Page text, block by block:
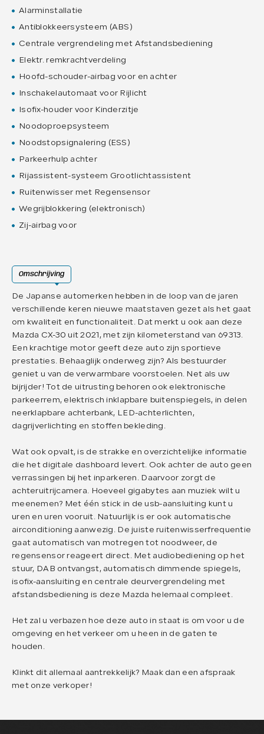
Alarminstallatie
Antiblokkeersysteem (ABS)
Centrale vergrendeling met Afstandsbediening
Elektr. remkrachtverdeling
Hoofd-schouder-airbag voor en achter
Inschakelautomaat voor Rijlicht
Isofix-houder voor Kinderzitje
Noodoproepsysteem
Noodstopsignalering (ESS)
Parkeerhulp achter
Rijassistent-systeem Grootlichtassistent
Ruitenwisser met Regensensor
Wegrijblokkering (elektronisch)
Zij-airbag voor
Omschrijving
De Japanse automerken hebben in de loop van de jaren
verschillende keren nieuwe maatstaven gezet als het gaat
om kwaliteit en functionaliteit. Dat merkt u ook aan deze
Mazda CX-30 uit 2021, met zijn kilometerstand van 69313.
Een krachtige motor geeft deze auto zijn sportieve
prestaties. Behaaglijk onderweg zijn? Als bestuurder
geniet u van de verwarmbare voorstoelen. Net als uw
bijrijder! Tot de uitrusting behoren ook elektronische
parkeerrem, elektrisch inklapbare buitenspiegels, in delen
neerklapbare achterbank, LED-achterlichten,
dagrijverlichting en stoffen bekleding.
Wat ook opvalt, is de strakke en overzichtelijke informatie
die het digitale dashboard levert. Ook achter de auto geen
verrassingen bij het inparkeren. Daarvoor zorgt de
achteruitrijcamera. Hoeveel gigabytes aan muziek wilt u
meenemen? Met één stick in de usb-aansluiting kunt u
uren en uren vooruit. Natuurlijk is er ook automatische
airconditioning aanwezig. De juiste ruitenwisserfrequentie
gaat automatisch van motregen tot noodweer, de
regensensor reageert direct. Met audiobediening op het
stuur, DAB ontvangst, automatisch dimmende spiegels,
isofix-aansluiting en centrale deurvergrendeling met
afstandsbediening is deze Mazda helemaal compleet.
Het zal u verbazen hoe deze auto in staat is om voor u de
omgeving en het verkeer om u heen in de gaten te
houden.
Klinkt dit allemaal aantrekkelijk? Maak dan een afspraak
met onze verkoper!